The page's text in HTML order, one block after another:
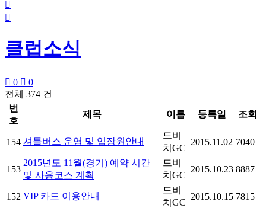


클럽소식
 0  0
전체 374 건
번
호
제목 이름 등록일 조회
154 셔틀버스 운영 및 입장원안내
드비
치GC
2015.11.02 7040
153
2015년도 11월(경기) 예약 시간
및 사용코스 계획
드비
치GC
2015.10.23 8887
152 VIP 카드 이용안내
드비
치GC
2015.10.15 7815